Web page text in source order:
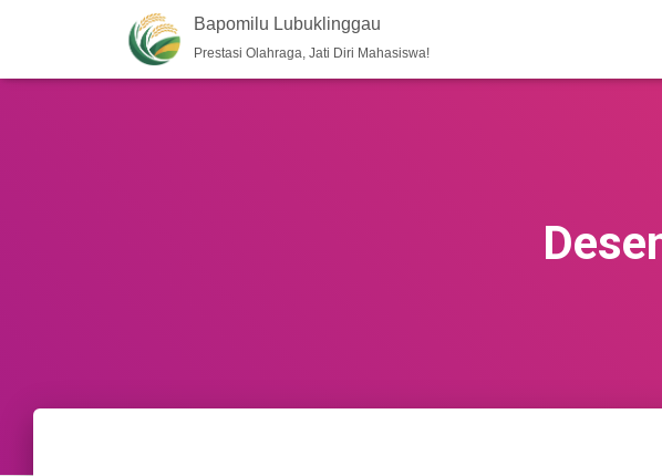
Bapomilu Lubuklinggau
Prestasi Olahraga, Jati Diri Mahasiswa!